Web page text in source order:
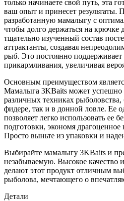
только начинаете свой путь, эта
ваш опыт и принесет результаты.
разработанную мамалыгу с
чтобы долго держаться на крючке
тщательно изученный состав
аттрактанты, создавая
рыб. Это постоянно
прикармливания, увеличивая
Основным преимуществом
Мамалыга 3KBaits может успешно
различных техниках
фидере, так и в донной ловле. Ее
позволяет легко использовать ее
подготовки, экономя драгоценное
Просто выньте из упаковки и
Выбирайте мамалыгу 3KBaits и
незабываемую. Высокое качество
делают этот продукт отличным
рыболова, мечтающего о
Детали